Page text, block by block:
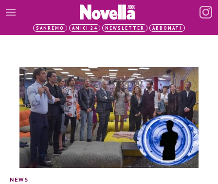
SANREMO AMICI 24 NEWSLETTER ABBONATI
NEWS